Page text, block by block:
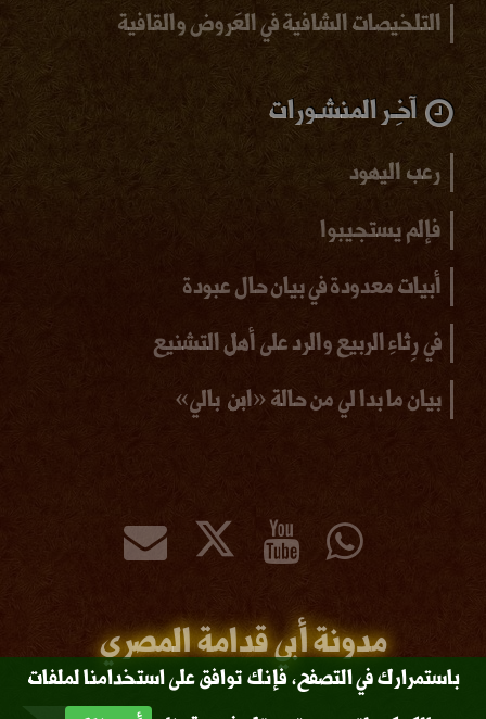
باستمرارك في التصفح، فإنك توافق على استخدامنا لملفات
التلخيصات الشافية في العَروض والقافية
آخِـر المنشـورات
رعب اليهود
فإلم يستجيبوا
أبيات معدودة في بيان حال عبودة
في رِثاءِ الربيع والرد على أهل التشنيع
بيان ما بدا لي من حالة «ابن بالي»
مدونة أبي قدامة المصري